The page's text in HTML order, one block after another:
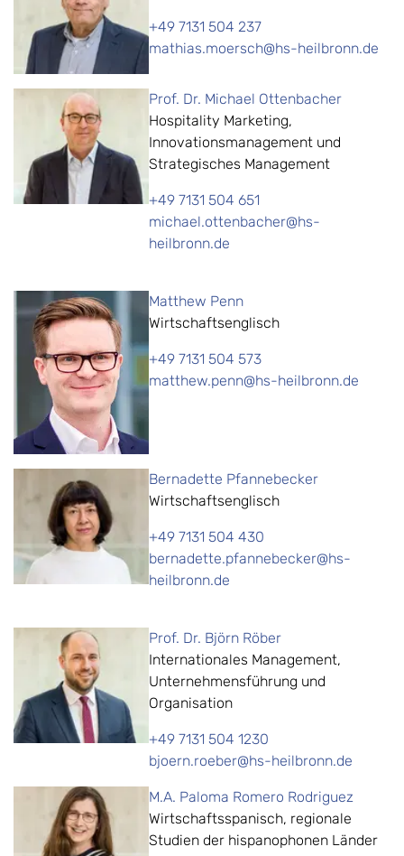
+49 7131 504 237
mathias.moersch@hs-heilbronn.de
Prof. Dr. Michael Ottenbacher
Hospitality Marketing,
Innovationsmanagement und
Strategisches Management
+49 7131 504 651
michael.ottenbacher@hs-
heilbronn.de
Matthew Penn
Wirtschaftsenglisch
+49 7131 504 573
matthew.penn@hs-heilbronn.de
Bernadette Pfannebecker
Wirtschaftsenglisch
+49 7131 504 430
bernadette.pfannebecker@hs-
heilbronn.de
Prof. Dr. Björn Röber
Internationales Management,
Unternehmensführung und
Organisation
+49 7131 504 1230
bjoern.roeber@hs-heilbronn.de
M.A. Paloma Romero Rodriguez
Wirtschaftsspanisch, regionale
Studien der hispanophonen Länder